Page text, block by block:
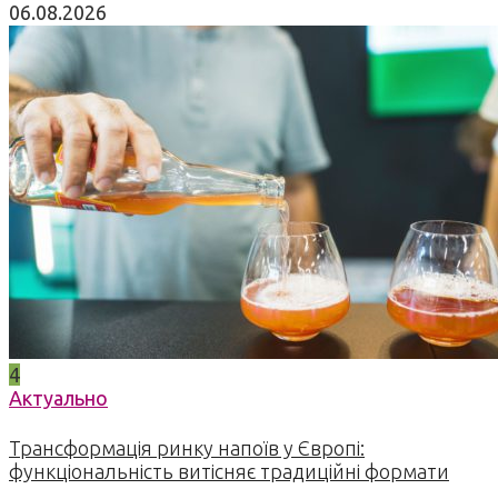
06.08.2026
4
Актуально
Трансформація ринку напоїв у Європі:
функціональність витісняє традиційні формати